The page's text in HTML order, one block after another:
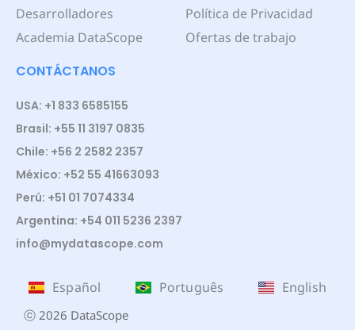
Desarrolladores
Academia DataScope
Política de Privacidad
Ofertas de trabajo
CONTÁCTANOS
USA: +1 833 6585155
Brasil: +55 11 3197 0835
Chile: +56 2 2582 2357
México: +52 55 41663093
Perú: +51 01 7074334
Argentina: +54 011 5236 2397
info@mydatascope.com
Español Português English
ⓒ 2026 DataScope